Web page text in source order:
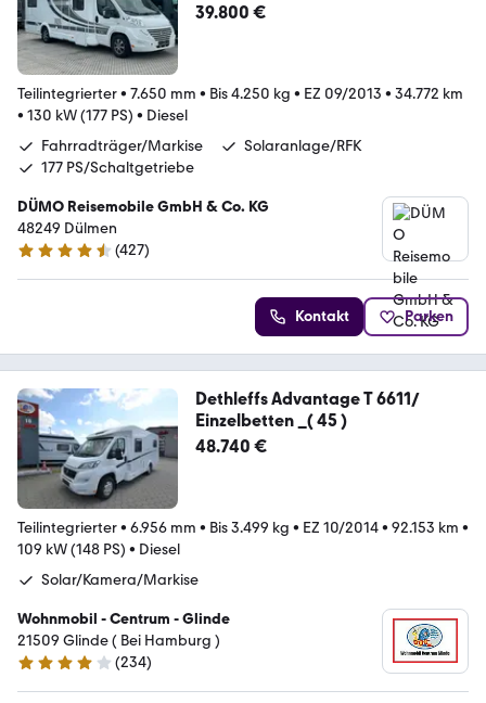
39.800 €
Teilintegrierter• 7.650 mm • Bis 4.250 kg • EZ 09/2013 • 34.772 km
• 130 kW (177 PS) • Diesel
Fahrradträger/Markise
Solaranlage/RFK
177 PS/Schaltgetriebe
DÜMO Reisemobile GmbH & Co. KG
48249 Dülmen
4.3 Sterne
(427)
Kontakt Parken
Dethleffs Advantage T 6611/
Einzelbetten _( 45 )
48.740 €
Teilintegrierter• 6.956 mm • Bis 3.499 kg • EZ 10/2014• 92.153 km •
109 kW (148 PS) • Diesel
Solar/Kamera/Markise
Wohnmobil - Centrum - Glinde
21509 Glinde ( Bei Hamburg )
4.1 Sterne
(234)